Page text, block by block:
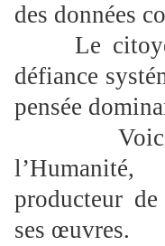
des données
Le citoyen
défiance
pensée
Voici la
producteur
ses œuvres.